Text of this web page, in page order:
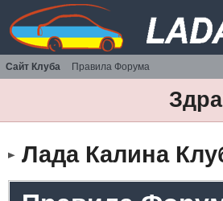
Сайт Клуба Правила Форума
Лада Калина